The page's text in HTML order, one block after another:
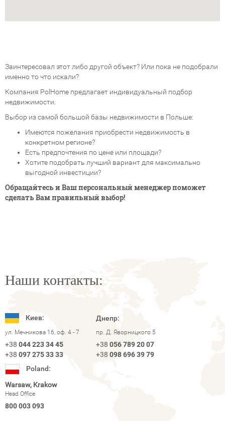
Заинтересовал этот либо другой объект? Или пока не подобрали
именно то что искали?
Компания PolHome предлагает индивидуальный подбор
недвижимости.
Выбор из самой большой базы недвижимости в Польше:
Имеются пожелания приобрести недвижимость в
конкретном регионе?
Есть предпочтения по цене или площади?
Хотите подобрать лучший вариант для максимально
выгодной инвестиции?
Обращайтесь и Ваш персональный менеджер поможет
сделать Вам правильный выбор!
Наши контакты:
Киев:
ул. Мечникова 16, оф. 4 - 7
+38 044 223 34 45
+38 097 275 33 33
Днепр:
пр. Д. Яворницкого 5
+38 056 789 20 07
+38 098 696 39 79
Poland:
Warsaw, Krakow
Head Office
800 003 093